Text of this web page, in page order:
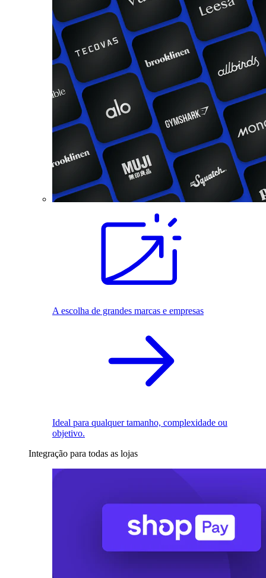
A escolha de grandes marcas e empresas
Ideal para qualquer tamanho, complexidade ou
objetivo.
Integração para todas as lojas